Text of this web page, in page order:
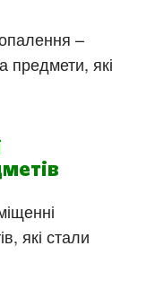
–
предмети, які
які стали